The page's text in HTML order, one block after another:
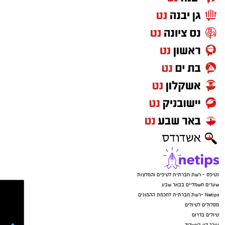
לפנות אלינו ולבקש לחדול מהשימוש באמצעות
כתובת המייל:ram@isnet.co.il
הקורבנות, שדאגה מכך שבנה טרם שב, התקשרה
ללא הרף. התוקפים הורו לנער לענות ולומר שהוא
בפארק, וכשהבינו שהאם בדרכה למקום – הם
איימו על הקורבנות שאם ידברו הם יגיעו עד לביתם,
זרקו את הטלפונים ונמלטו מהמקום.
קרדיט: משטרת ישראל
נטיפס - רשת חברתית לטיפים והמלצות
שערים חשמליים בבאר שבע
Netips -רשת חברתית לחכמת ההמונים
מסלולים לטיולים
טיולים בדרום
עורך דין באשדוד
קריית גת נט
חולון נט
פרסום